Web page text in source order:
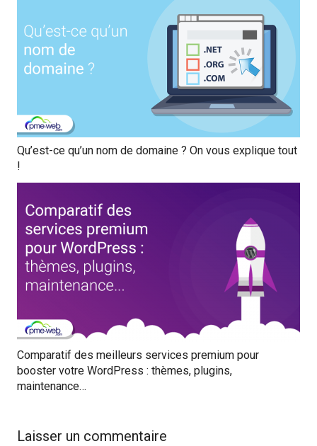
Qu’est-ce qu’un nom de domaine ? On vous explique tout
!
Comparatif des meilleurs services premium pour
booster votre WordPress : thèmes, plugins,
maintenance…
Laisser un commentaire